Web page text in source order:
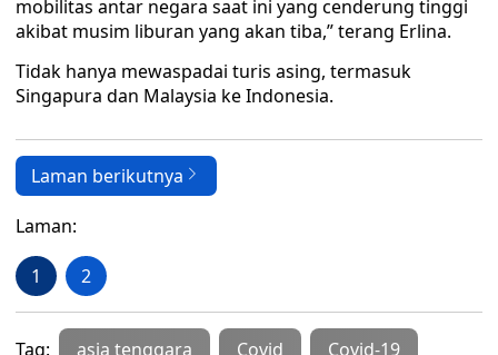
mobilitas antar negara saat ini yang cenderung tinggi
akibat musim liburan yang akan tiba,” terang Erlina.
Tidak hanya mewaspadai turis asing, termasuk
Singapura dan Malaysia ke Indonesia.
Laman berikutnya
Laman:
1 2
Tag: asia tenggara Covid Covid-19